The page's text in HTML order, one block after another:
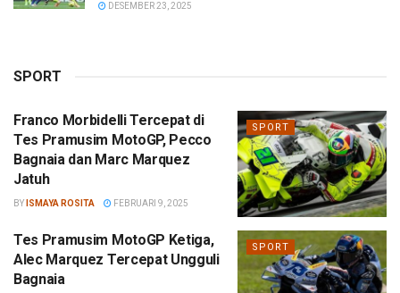
DESEMBER 23, 2025
SPORT
SPORT
Franco Morbidelli Tercepat di
Tes Pramusim MotoGP, Pecco
Bagnaia dan Marc Marquez
Jatuh
BY ISMAYA ROSITA FEBRUARI 9, 2025
SPORT
Tes Pramusim MotoGP Ketiga,
Alec Marquez Tercepat Ungguli
Bagnaia